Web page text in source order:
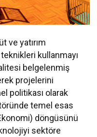
ve yatırım
kullanmayı
belgelenmiş
projelerini
politikası olarak
temel esas
döngüsünü
sektöre